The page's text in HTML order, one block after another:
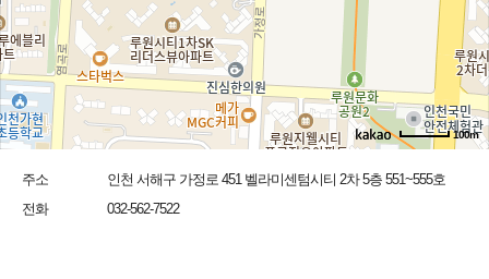
100m
주소
인천 서해구 가정로 451 벨라미센텀시티 2차 5층 551~555호
전화
032-562-7522